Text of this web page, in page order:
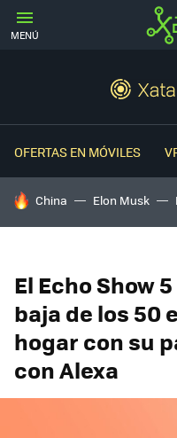
MENÚ
OFERTAS EN MÓVILES
HOY SE HABLA DE
China Elon Musk
El Echo Show
baja de los 50
hogar con su
con Alexa